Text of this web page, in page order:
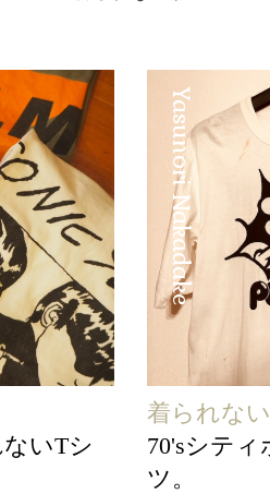
いTシ
Yasunori Nakadake
着られな
70'sシテ
ツ。